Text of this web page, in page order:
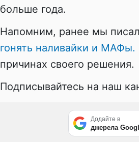
больше года.
Напомним, ранее мы
гонять наливайки и МАФы.
причинах своего решения.
Подписывайтесь на наш
Додайте в
джерела